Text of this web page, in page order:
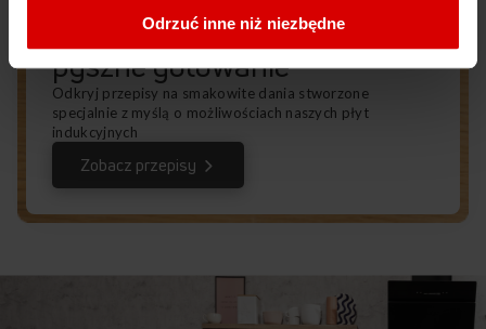
Odrzuć inne niż niezbędne
Gotowanie bez kipienia
NASTAW SIĘna
pyszne gotowanie
Odkryj przepisy na smakowite dania stworzone
specjalnie z myślą o możliwościach naszych płyt
indukcyjnych
Zobacz przepisy